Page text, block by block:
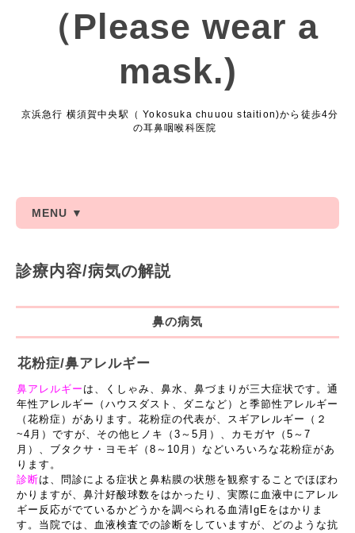
（Please wear a
mask.)
京浜急行 横須賀中央駅（ Yokosuka chuuou staition)から徒歩4分
の耳鼻咽喉科医院
MENU ▼
診療内容/病気の解説
鼻の病気
花粉症/鼻アレルギー
鼻アレルギー は、くしゃみ、鼻水、鼻づまりが三大症状です。通
年性アレルギー（ハウスダスト、ダニなど）と季節性アレルギー
（花粉症）があります。花粉症の代表が、スギアレルギー（２
~4月）ですが、その他ヒノキ（3～5月）、カモガヤ（5～7
月）、ブタクサ・ヨモギ（8～10月）などいろいろな花粉症があ
ります。
診断は、問診による症状と鼻粘膜の状態を観察することでほぼわ
かりますが、鼻汁好酸球数をはかったり、実際に血液中にアレル
ギー反応がでているかどうかを調べられる血清IgEをはかりま
す。当院では、血液検査での診断をしていますが、どのような抗